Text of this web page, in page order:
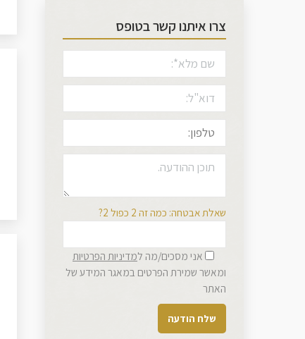
צרו איתנו קשר בטופס
שאלת אבטחה: כמה זה 2 כפול 2?
אני מסכים/מה למדיניות הפרטיות
ומאשר שמירת הפרטים במאגר המידע של
האתר